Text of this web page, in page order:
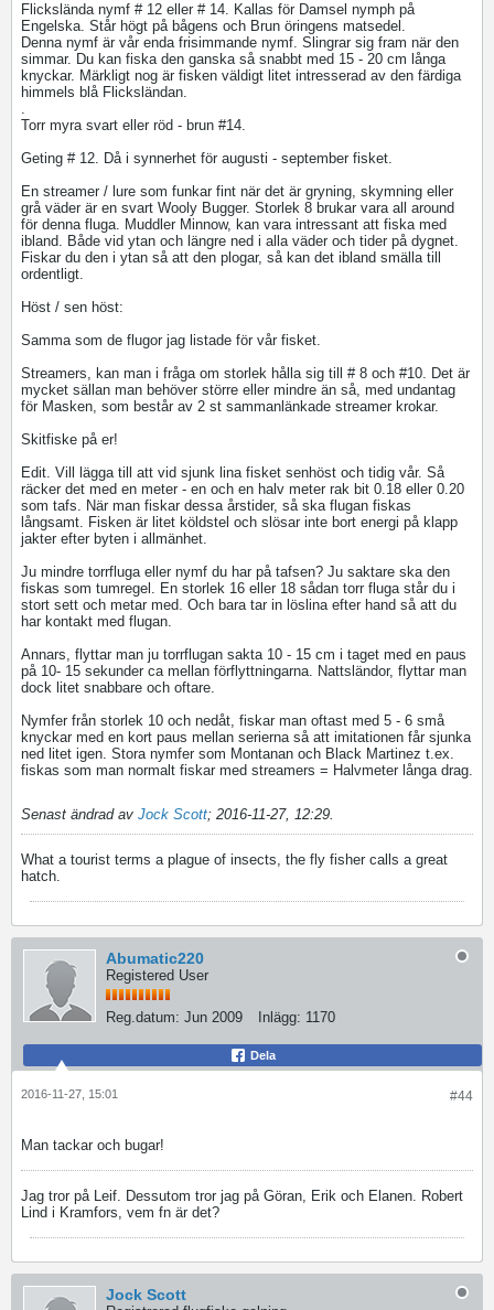
Flickslända nymf # 12 eller # 14. Kallas för Damsel nymph på
Engelska. Står högt på bågens och Brun öringens matsedel.
Denna nymf är vår enda frisimmande nymf. Slingrar sig fram när den
simmar. Du kan fiska den ganska så snabbt med 15 - 20 cm långa
knyckar. Märkligt nog är fisken väldigt litet intresserad av den färdiga
himmels blå Flicksländan.
.
Torr myra svart eller röd - brun #14.
Geting # 12. Då i synnerhet för augusti - september fisket.
En streamer / lure som funkar fint när det är gryning, skymning eller
grå väder är en svart Wooly Bugger. Storlek 8 brukar vara all around
för denna fluga. Muddler Minnow, kan vara intressant att fiska med
ibland. Både vid ytan och längre ned i alla väder och tider på dygnet.
Fiskar du den i ytan så att den plogar, så kan det ibland smälla till
ordentligt.
Höst / sen höst:
Samma som de flugor jag listade för vår fisket.
Streamers, kan man i fråga om storlek hålla sig till # 8 och #10. Det är
mycket sällan man behöver större eller mindre än så, med undantag
för Masken, som består av 2 st sammanlänkade streamer krokar.
Skitfiske på er!
Edit. Vill lägga till att vid sjunk lina fisket senhöst och tidig vår. Så
räcker det med en meter - en och en halv meter rak bit 0.18 eller 0.20
som tafs. När man fiskar dessa årstider, så ska flugan fiskas
långsamt. Fisken är litet köldstel och slösar inte bort energi på klapp
jakter efter byten i allmänhet.
Ju mindre torrfluga eller nymf du har på tafsen? Ju saktare ska den
fiskas som tumregel. En storlek 16 eller 18 sådan torr fluga står du i
stort sett och metar med. Och bara tar in löslina efter hand så att du
har kontakt med flugan.
Annars, flyttar man ju torrflugan sakta 10 - 15 cm i taget med en paus
på 10- 15 sekunder ca mellan förflyttningarna. Nattsländor, flyttar man
dock litet snabbare och oftare.
Nymfer från storlek 10 och nedåt, fiskar man oftast med 5 - 6 små
knyckar med en kort paus mellan serierna så att imitationen får sjunka
ned litet igen. Stora nymfer som Montanan och Black Martinez t.ex.
fiskas som man normalt fiskar med streamers = Halvmeter långa drag.
Senast ändrad av Jock Scott; 2016-11-27, 12:29.
What a tourist terms a plague of insects, the fly fisher calls a great
hatch.
Abumatic220
Registered User
Reg.datum: Jun 2009 Inlägg: 1170
Dela
#44
2016-11-27, 15:01
Man tackar och bugar!
Jag tror på Leif. Dessutom tror jag på Göran, Erik och Elanen. Robert
Lind i Kramfors, vem fn är det?
Jock Scott